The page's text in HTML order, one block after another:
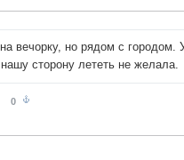
вечорку, но рядом с городом.
сторону лететь не желала.
0